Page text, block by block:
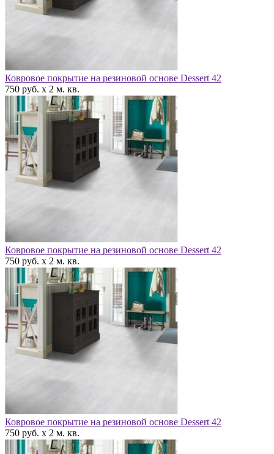
Ковровое покрытие на резиновой основе Dessert 42
750 руб. x 2 м. кв.
Ковровое покрытие на резиновой основе Dessert 42
750 руб. x 2 м. кв.
Ковровое покрытие на резиновой основе Dessert 42
750 руб. x 2 м. кв.